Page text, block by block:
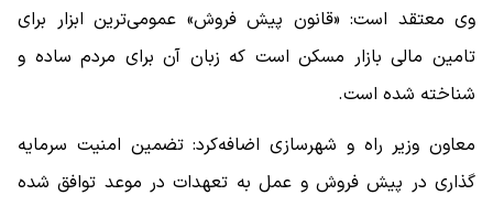
وی معتقد است: «قانون پیش فروش» عمومی‌ترین ابزار برای
تامین مالی بازار مسکن است که زبان آن برای مردم ساده و
شناخته شده است.
معاون وزیر راه و شهرسازی اضافه‌کرد: تضمین امنیت سرمایه
گذاری در پیش فروش و عمل به تعهدات در موعد توافق شده